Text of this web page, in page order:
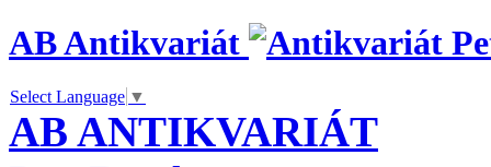
AB Antikvariát
Select Language ▼
AB ANTIKVARIÁT